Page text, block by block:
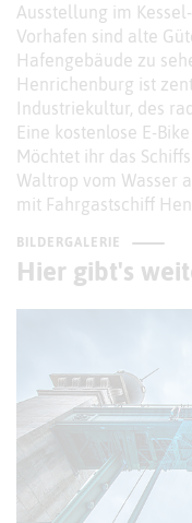
Ausstellung im
Vorhafen sind alte
Hafengebäude zu
Henrichenburg ist
Industriekultur, des
Eine kostenlose E-
Möchtet ihr das
Waltrop vom Wasser
mit Fahrgastschiff
BILDERGALERIE
Hier gibt's